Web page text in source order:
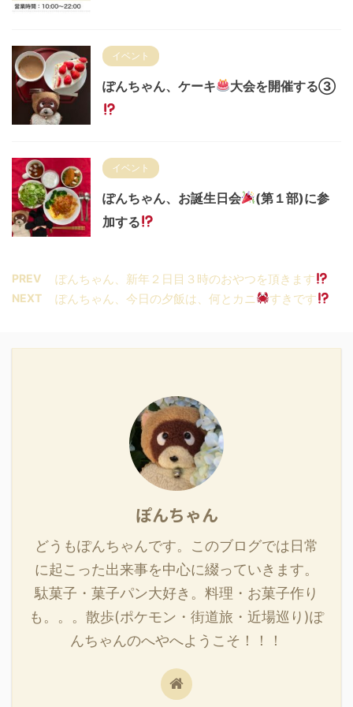
イベント
ぽんちゃん、ケーキ 大会を開催する③
イベント
ぽんちゃん、お誕生日会
(第１部)に参
加する
PREV ぽんちゃん、新年２日目３時のおやつを頂きます
NEXT ぽんちゃん、今日の夕飯は、何とカニ すきです
ぽんちゃん
どうもぽんちゃんです。このブログでは日常
に起こった出来事を中心に綴っていきます。
駄菓子・菓子パン大好き。料理・お菓子作り
も。。。散歩(ポケモン・街道旅・近場巡り)ぽ
んちゃんのへやへようこそ！！！